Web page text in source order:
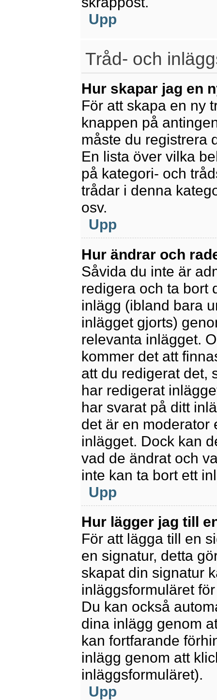
Upp
Tråd- och
Hur skapar jag en
För att skapa en ny
knappen på
måste du registrera
En lista över vilka
på kategori- och
trådar i denna
osv.
Upp
Hur ändrar och
Såvida du inte är
redigera och ta bort
inlägg (ibland bara
inlägget gjorts)
relevanta inlägget.
kommer det att
att du redigerat det,
har redigerat
har svarat på ditt
det är en moderator
inlägget. Dock kan
vad de ändrat och
inte kan ta bort ett
Upp
Hur lägger jag till
För att lägga till en
en signatur, detta
skapat din signatur
inläggsformuläret
Du kan också
dina inlägg genom
kan fortfarande
inlägg genom att
inläggsformuläret).
Upp